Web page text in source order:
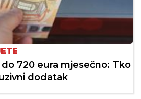
720 eura mjesečno: Tko
dodatak